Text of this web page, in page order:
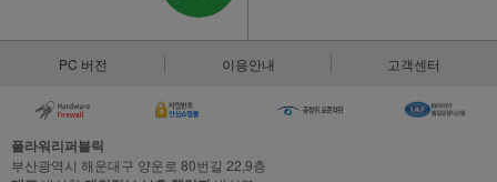
PC 버전 이용안내 고객센터
플라워리퍼블릭
부산광역시 해운대구 양운로 80번길 22,9층